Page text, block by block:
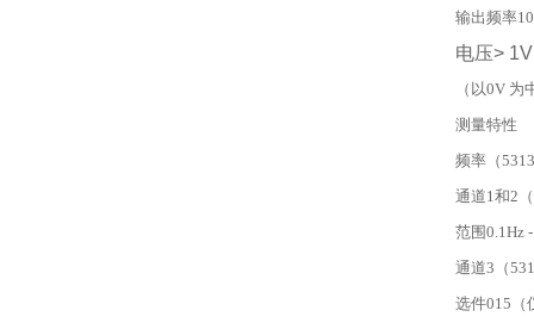
输出频率
电压>
（以0V 为
测量特性
频率（
通道1和2
范围0.1Hz
通道3（
选件015（